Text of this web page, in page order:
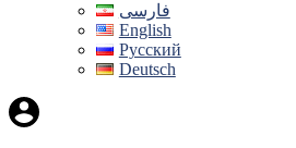
فارسی
English
Русский
Deutsch